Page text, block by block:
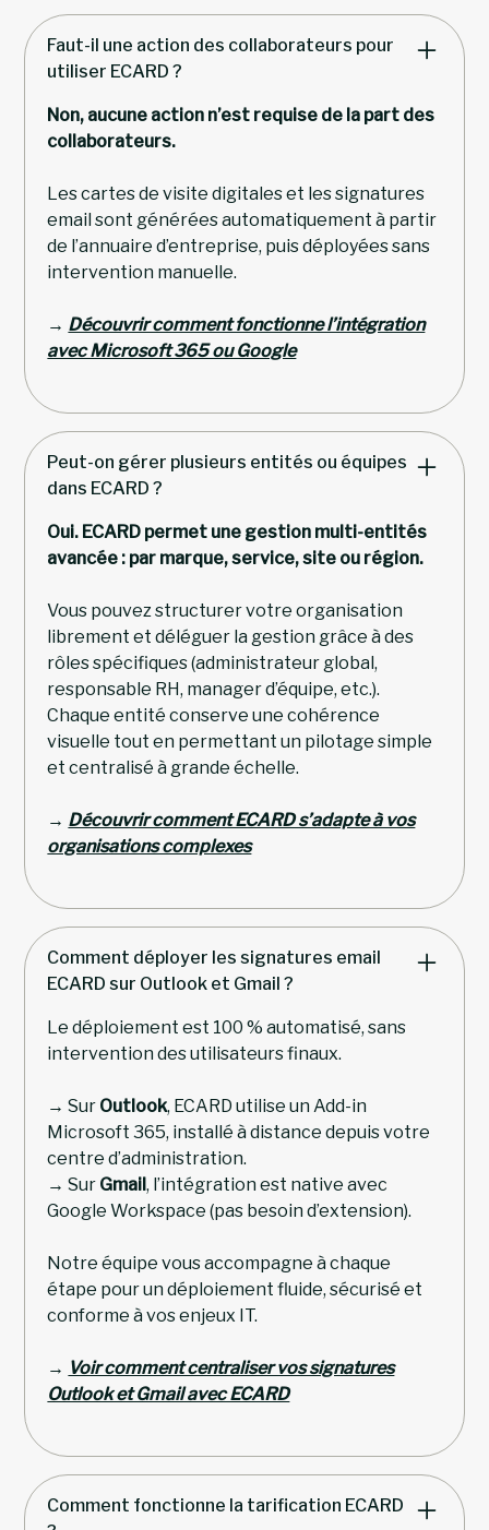
Faut-il une action des collaborateurs pour
utiliser ECARD ?
Non, aucune action n’est requise de la part des
collaborateurs.
Les cartes de visite digitales et les signatures
email sont générées automatiquement à partir
de l’annuaire d’entreprise, puis déployées sans
intervention manuelle.
→ Découvrir comment fonctionne l’intégration
avec Microsoft 365 ou Google
Peut-on gérer plusieurs entités ou équipes
dans ECARD ?
Oui. ECARD permet une gestion multi-entités
avancée : par marque, service, site ou région.
Vous pouvez structurer votre organisation
librement et déléguer la gestion grâce à des
rôles spécifiques (administrateur global,
responsable RH, manager d’équipe, etc.).
Chaque entité conserve une cohérence
visuelle tout en permettant un pilotage simple
et centralisé à grande échelle.
→ Découvrir comment ECARD s’adapte à vos
organisations complexes
Comment déployer les signatures email
ECARD sur Outlook et Gmail ?
Le déploiement est 100 % automatisé, sans
intervention des utilisateurs finaux.
→ Sur Outlook, ECARD utilise un Add-in
Microsoft 365, installé à distance depuis votre
centre d’administration.
→ Sur Gmail, l’intégration est native avec
Google Workspace (pas besoin d’extension).
Notre équipe vous accompagne à chaque
étape pour un déploiement fluide, sécurisé et
conforme à vos enjeux IT.
→ Voir comment centraliser vos signatures
Outlook et Gmail avec ECARD
Comment fonctionne la tarification ECARD